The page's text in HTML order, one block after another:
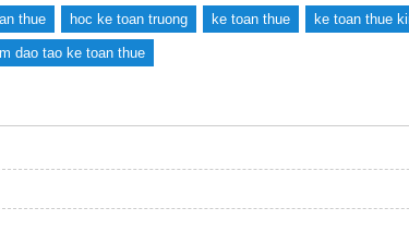
thue hoc ke toan truong ke toan thue ke toan thue
dao tao ke toan thue